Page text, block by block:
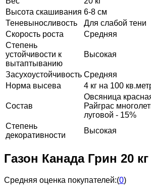
Высота скашивания 6-8 см
Теневыносливость
Для слабой тени
Скорость роста
Средняя
Степень
устойчивости к
вытаптыванию
Высокая
Засухоустойчивость Средняя
Норма высева
4 кг на 100
Состав
Овсяница
Райграс
луговой - 15%
Степень
декоративности
Высокая
Газон Канада Грин 20
Средняя оценка покупателей:(0)